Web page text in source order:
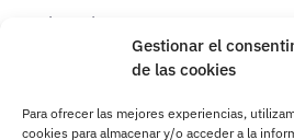
Gestionar el
de las cookies
Para ofrecer las mejores experiencias,
cookies para almacenar y/o acceder a la
Elearning